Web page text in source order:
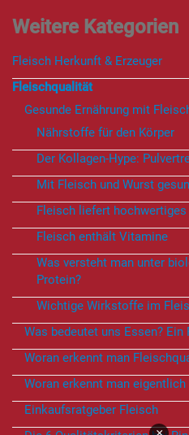
Fleisch Herkunft & Erzeuger
Fleischqualität
Gesunde Ernährung mit
Nährstoffe für den Körper
Der Kollagen-Hype:
Mit Fleisch und Wurst
Fleisch liefert
Fleisch enthält Vitamine
Was versteht man unter
Protein?
Wichtige Wirkstoffe im
Was bedeutet uns Essen? Ein
Woran erkennt man
Woran erkennt man
Einkaufsratgeber Fleisch